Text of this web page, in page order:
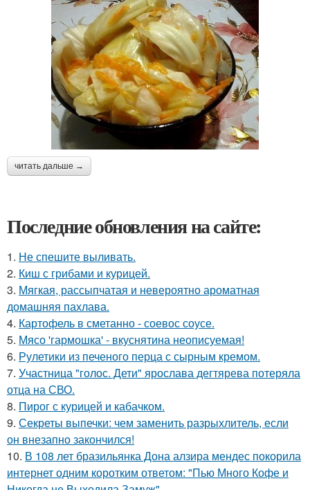
читать дальше →
Последние обновления на сайте:
1. Не спешите выливать.
2. Киш с грибами и курицей.
3. Мягкая, рассыпчатая и невероятно ароматная
домашняя пахлава.
4. Картофель в сметанно - соевос соусе.
5. Мясо 'гармошка' - вкуснятина неописуемая!
6. Рулетики из печеного перца с сырным кремом.
7. Участница "голос. Дети" ярослава дегтярева потеряла
отца на СВО.
8. Пирог с курицей и кабачком.
9. Секреты выпечки: чем заменить разрыхлитель, если
он внезапно закончился!
10. В 108 лет бразильянка Дона алзира мендес покорила
интернет одним коротким ответом: "Пью Много Кофе и